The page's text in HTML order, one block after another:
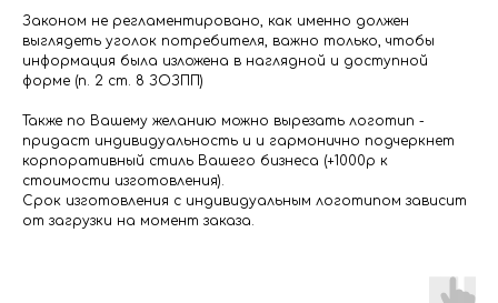
Законом не регламентировано, как именно должен
выглядеть уголок потребителя, важно только, чтобы
информация была изложена в наглядной и доступной
форме (п. 2 ст. 8 ЗОЗПП)
Также по Вашему желанию можно вырезать логотип -
придаст индивидуальность и и гармонично подчеркнет
корпоративный стиль Вашего бизнеса (+1000р к
стоимости изготовления).
Срок изготовления с индивидуальным логотипом зависит
от загрузки на момент заказа.